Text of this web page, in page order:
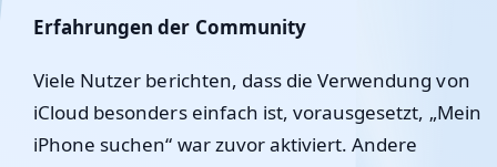
Erfahrungen der Community
Viele Nutzer berichten, dass die Verwendung von
iCloud besonders einfach ist, vorausgesetzt, „Mein
iPhone suchen“ war zuvor aktiviert. Andere